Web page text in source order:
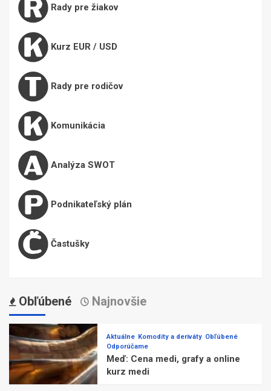
Rady pre žiakov
Kurz EUR / USD
Rady pre rodičov
Komunikácia
Analýza SWOT
Podnikateľský plán
Častušky
Obľúbené Najnovšie
Aktuálne Komodity a deriváty Obľúbené
Odporúčame
Meď: Cena medi, grafy a online
kurz medi